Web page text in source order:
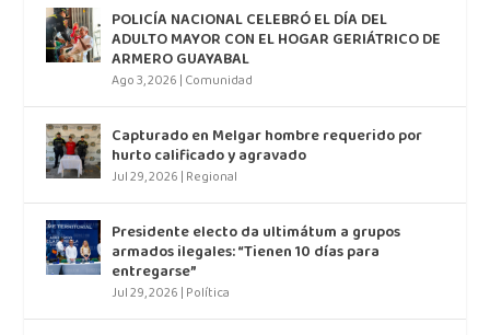
POLICÍA NACIONAL CELEBRÓ EL DÍA DEL
ADULTO MAYOR CON EL HOGAR GERIÁTRICO DE
ARMERO GUAYABAL
Ago 3, 2026 | Comunidad
Capturado en Melgar hombre requerido por
hurto calificado y agravado
Jul 29, 2026 | Regional
Presidente electo da ultimátum a grupos
armados ilegales: “Tienen 10 días para
entregarse”
Jul 29, 2026 | Política